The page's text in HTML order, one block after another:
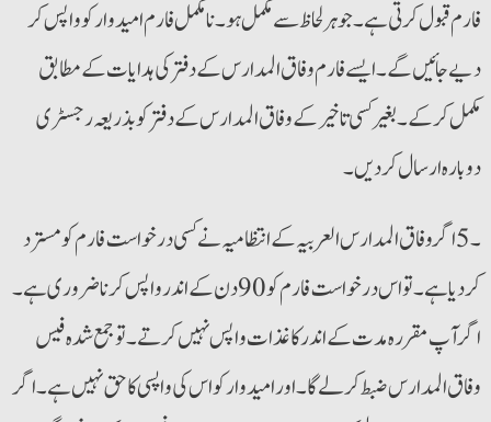
فارم قبول کرتی ہے۔ جو ہر لحاظ سے مکمل ہو۔ نامکمل فارم امیدوار کو واپس کر
دیے جائیں گے۔ ایسے فارم وفاق المدارس کے دفتر کی ہدایات کے مطابق
مکمل کر کے۔ بغیر کسی تاخیر کے وفاق المدارس کے دفتر کو بذریعہ رجسٹری
دوبارہ ارسال کر دیں۔
۔5 اگر وفاق المدارس العربیہ کے انتظامیہ نے کسی درخواست فارم کو مسترد
کر دیا ہے۔ تو اس درخواست فارم کو 90 دن کے اندر واپس کرنا ضروری ہے۔
اگرآپ مقررہ مدت کے اندر کاغذات واپس نہیں کرتے۔ تو جمع شدہ فیس
وفاق المدارس ضبط کر لے گا۔ اور امیدوار کو اس کی واپسی کا حق نہیں ہے۔ اگر